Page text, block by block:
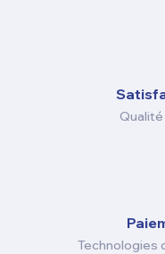
Technologies